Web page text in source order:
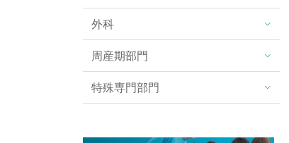
外科
周産期部門
特殊専門部門